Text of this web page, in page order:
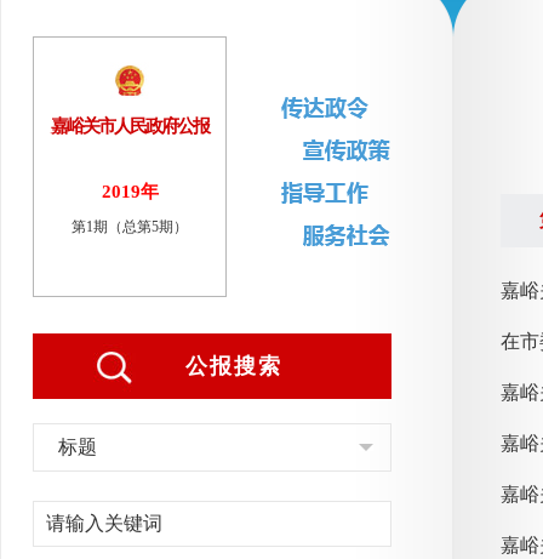
嘉峪关市人民政府公报
2019年
第1期（总第5期）
公报搜索
标题
嘉峪
在
嘉